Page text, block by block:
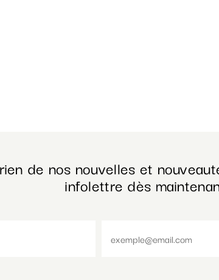
de nos nouvelles et
infolettre dès